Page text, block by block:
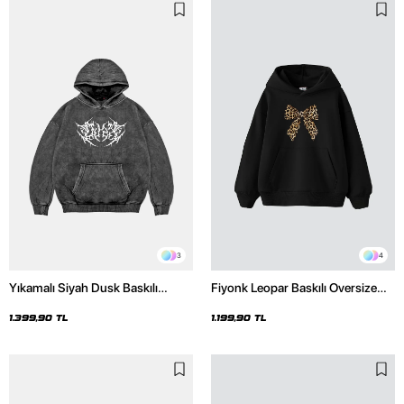
3
Yıkamalı Siyah Dusk Baskılı
1.399,90 TL
4
Fiyonk Leopar Baskılı Oversize
1.199,90 TL